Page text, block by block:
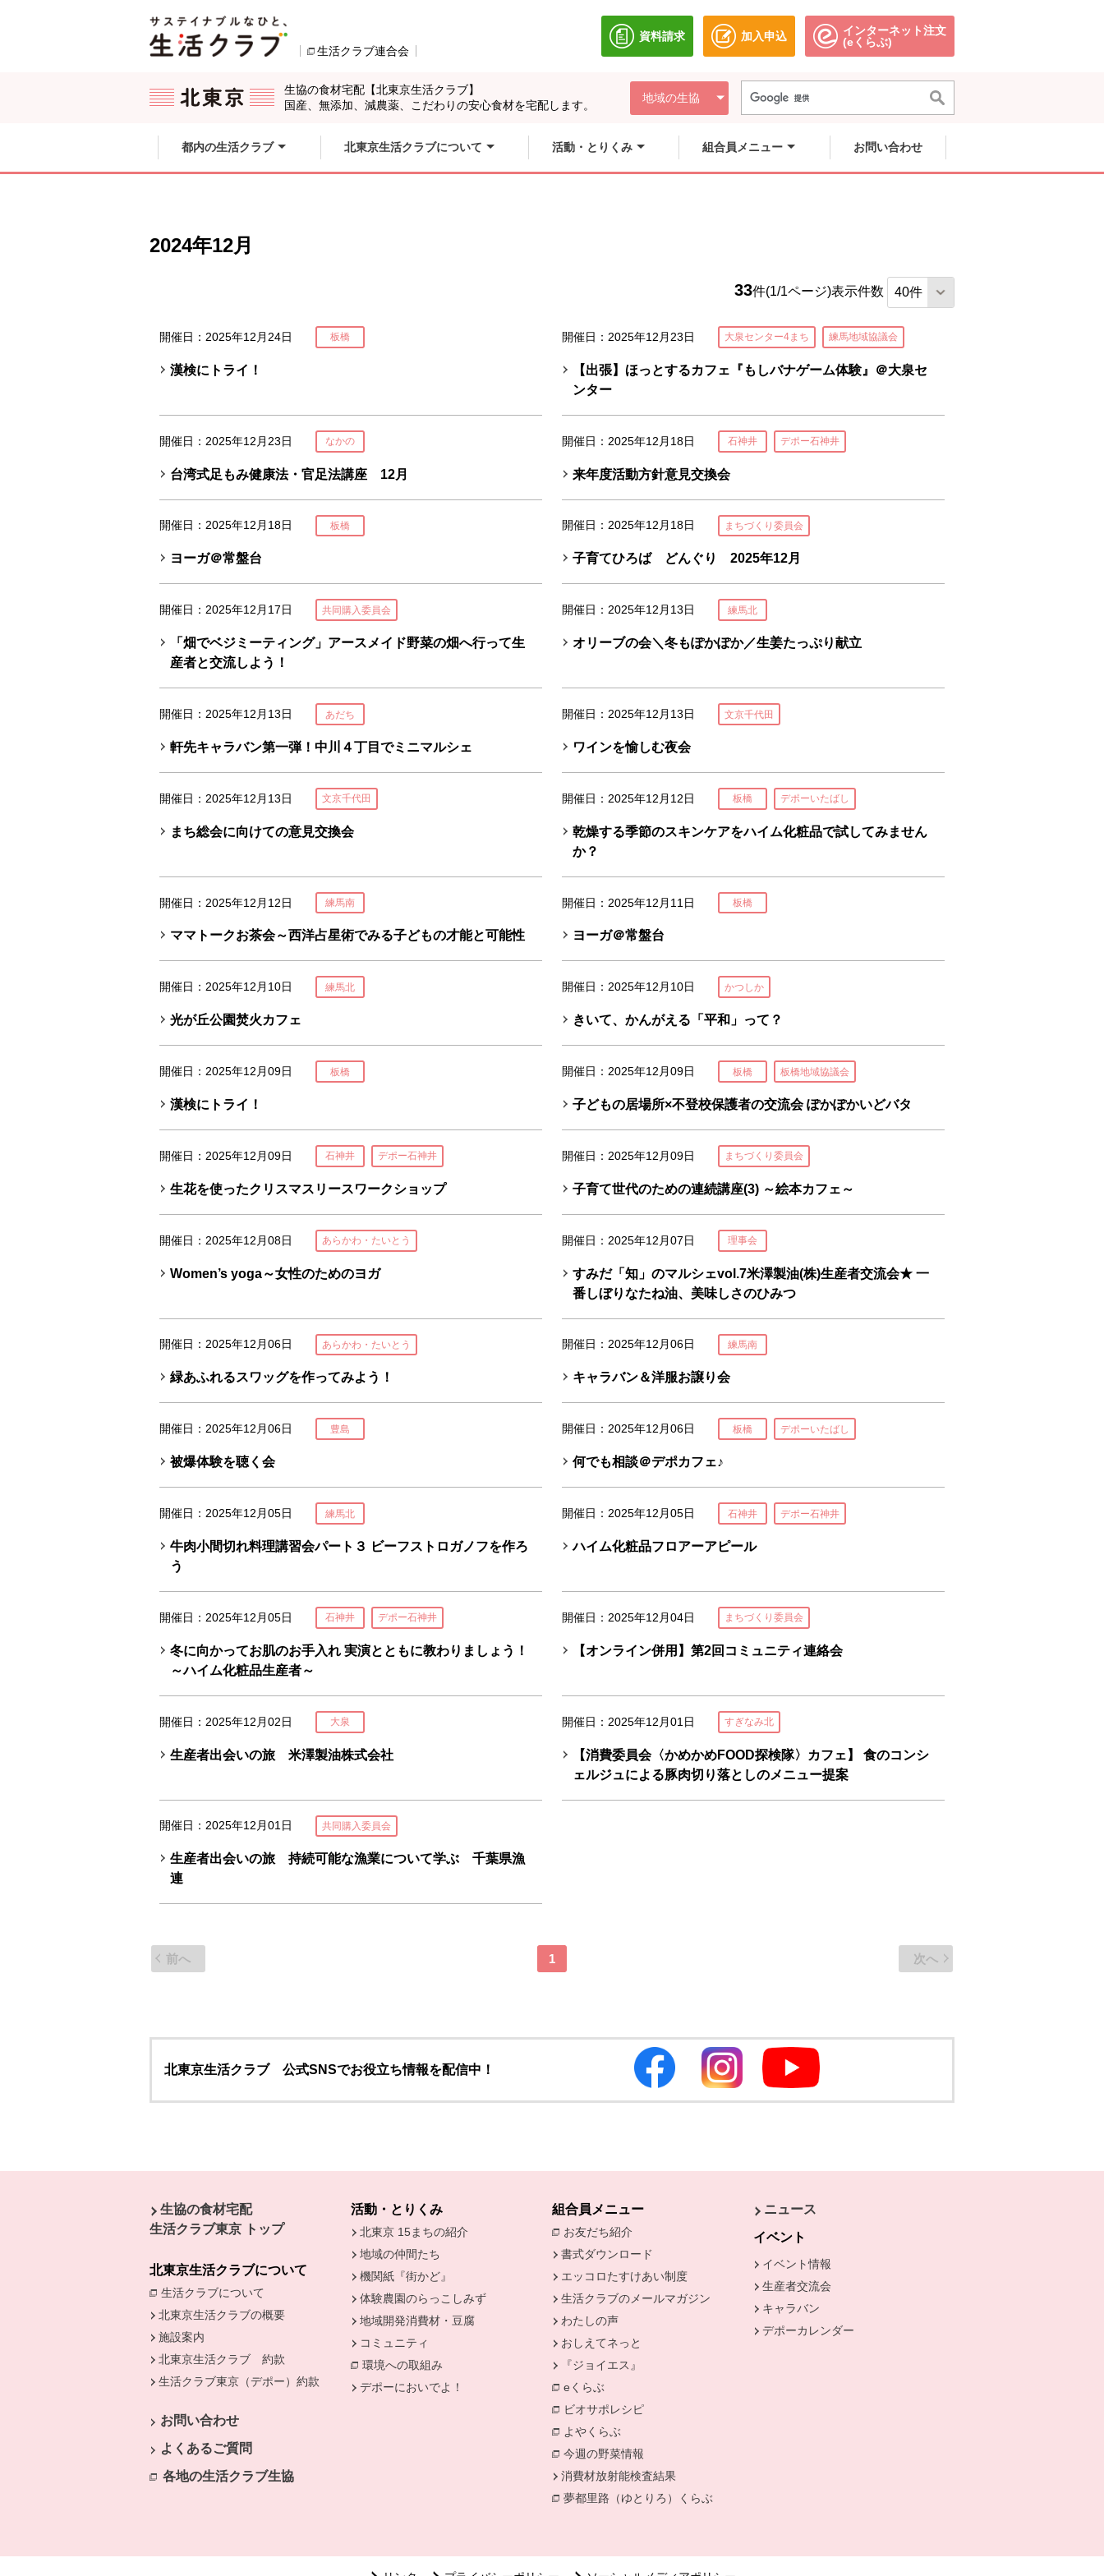
生活クラブ連合会
資料請求
別のウィンドウで開きます。
加入申込
別のウィンドウで開きます。
インターネット注文
(eくらぶ)別のウィンドウで開きます。
生協の食材宅配【北東京生活クラブ】
国産、無添加、減農薬、こだわりの安心食材を宅配します。
地域の生協
都内の生活クラブ 北東京生活クラブについて 活動・とりくみ 組合員メニュー お問い合わせ
2024年12月
33件(1/1ページ)表示件数
開催日：2025年12月24日 板橋
漢検にトライ！
開催日：2025年12月23日 大泉センター4まち 練馬地域協議会
【出張】ほっとするカフェ『もしバナゲーム体験』＠大泉セ
ンター
開催日：2025年12月23日 なかの
台湾式足もみ健康法・官足法講座 12月
開催日：2025年12月18日 石神井 デポー石神井
来年度活動方針意見交換会
開催日：2025年12月18日 板橋
ヨーガ＠常盤台
開催日：2025年12月18日 まちづくり委員会
子育てひろば どんぐり 2025年12月
開催日：2025年12月17日 共同購入委員会
「畑でベジミーティング」アースメイド野菜の畑へ行って生
産者と交流しよう！
開催日：2025年12月13日 練馬北
オリーブの会＼冬もぽかぽか／生姜たっぷり献立
開催日：2025年12月13日 あだち
軒先キャラバン第一弾！中川４丁目でミニマルシェ
開催日：2025年12月13日 文京千代田
ワインを愉しむ夜会
開催日：2025年12月13日 文京千代田
まち総会に向けての意見交換会
開催日：2025年12月12日 板橋 デポーいたばし
乾燥する季節のスキンケアをハイム化粧品で試してみません
か？
開催日：2025年12月12日 練馬南
ママトークお茶会～西洋占星術でみる子どもの才能と可能性
開催日：2025年12月11日 板橋
ヨーガ＠常盤台
開催日：2025年12月10日 練馬北
光が丘公園焚火カフェ
開催日：2025年12月10日 かつしか
きいて、かんがえる「平和」って？
開催日：2025年12月09日 板橋
漢検にトライ！
開催日：2025年12月09日 板橋 板橋地域協議会
子どもの居場所×不登校保護者の交流会 ぽかぽかいどバタ
開催日：2025年12月09日 石神井 デポー石神井
生花を使ったクリスマスリースワークショップ
開催日：2025年12月09日 まちづくり委員会
子育て世代のための連続講座(3) ～絵本カフェ～
開催日：2025年12月08日 あらかわ・たいとう
Women’s yoga～女性のためのヨガ
開催日：2025年12月07日 理事会
すみだ「知」のマルシェvol.7米澤製油(株)生産者交流会★ 一
番しぼりなたね油、美味しさのひみつ
開催日：2025年12月06日 あらかわ・たいとう
緑あふれるスワッグを作ってみよう！
開催日：2025年12月06日 練馬南
キャラバン＆洋服お譲り会
開催日：2025年12月06日 豊島
被爆体験を聴く会
開催日：2025年12月06日 板橋 デポーいたばし
何でも相談＠デポカフェ♪
開催日：2025年12月05日 練馬北
牛肉小間切れ料理講習会パート３ ビーフストロガノフを作ろ
う
開催日：2025年12月05日 石神井 デポー石神井
ハイム化粧品フロアーアピール
開催日：2025年12月05日 石神井 デポー石神井
冬に向かってお肌のお手入れ 実演とともに教わりましょう！
～ハイム化粧品生産者～
開催日：2025年12月04日 まちづくり委員会
【オンライン併用】第2回コミュニティ連絡会
開催日：2025年12月02日 大泉
生産者出会いの旅 米澤製油株式会社
開催日：2025年12月01日 すぎなみ北
【消費委員会〈かめかめFOOD探検隊〉カフェ】 食のコンシ
ェルジュによる豚肉切り落としのメニュー提案
開催日：2025年12月01日 共同購入委員会
生産者出会いの旅 持続可能な漁業について学ぶ 千葉県漁
連
前へ 1 次へ
北東京生活クラブ 公式SNSでお役立ち情報を配信中！
生協の食材宅配
生活クラブ東京 トップ
北東京生活クラブについて
生活クラブについて
別のウィンドウで開きます。
北東京生活クラブの概要
施設案内
北東京生活クラブ 約款
生活クラブ東京（デポー）約款
別のウィンドウで開きます。
お問い合わせ
よくあるご質問
各地の生活クラブ生協
活動・とりくみ
北東京 15まちの紹介
地域の仲間たち
機関紙『街かど』
体験農園のらっこしみず
地域開発消費材・豆腐
コミュニティ
環境への取組み
別のウィンドウで開きます。
デポーにおいでよ！
組合員メニュー
お友だち紹介 別のウィンドウで開きます。
書式ダウンロード
エッコロたすけあい制度
生活クラブのメールマガジン
わたしの声
おしえてネっと
『ジョイエス』
eくらぶ
別のウィンドウで開きます。
ビオサポレシピ
よやくらぶ
今週の野菜情報
消費材放射能検査結果
夢都里路（ゆとりろ）くらぶ
ニュース
イベント
イベント情報
生産者交流会
キャラバン
デポーカレンダー